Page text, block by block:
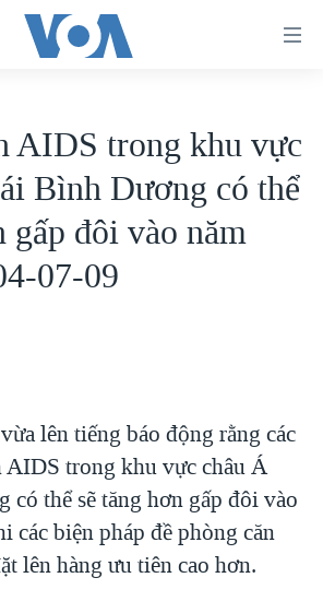
MẠI CỦA MỸ: QUÁ KHỨ VÀ HIỆN
CỬ 2024
TRANH TẠI DẢI GAZA
AIDS trong khu vực
Bình Dương có thể
gấp đôi vào năm
07-09
lên tiếng báo động rằng các
AIDS trong khu vực châu Á
có thể sẽ tăng hơn gấp đôi vào
các biện pháp đề phòng căn
lên hàng ưu tiên cao hơn.